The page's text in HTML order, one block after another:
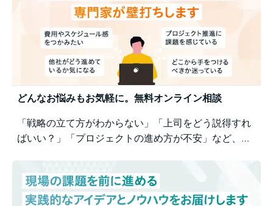
どんなお悩みもお気軽に。無料オンライン相談
「戦略の立て方がわからない」「上司をどう説得すれ
ばいい？」「プロジェクトの進め方が不安」など、業